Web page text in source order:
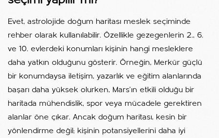
Evet, astrolojide doğum haritası meslek seçiminde
rehber olarak kullanılabilir. Özellikle gezegenlerin 2., 6.
ve 10. evlerdeki konumları kişinin hangi mesleklere
daha yatkın olduğunu gösterir. Örneğin, Merkür güçlü
bir konumdaysa iletişim, yazarlık ve eğitim alanlarında
başarı daha yüksek olurken, Mars’ın etkili olduğu bir
haritada mühendislik, spor veya mücadele gerektiren
alanlar öne çıkar. Ancak doğum haritası, kesin bir
yönlendirme değil; kişinin potansiyellerini daha iyi